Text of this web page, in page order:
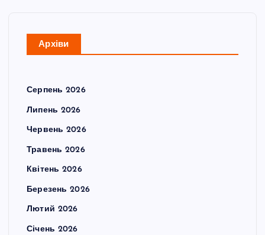
Архіви
Серпень 2026
Липень 2026
Червень 2026
Травень 2026
Квітень 2026
Березень 2026
Лютий 2026
Січень 2026